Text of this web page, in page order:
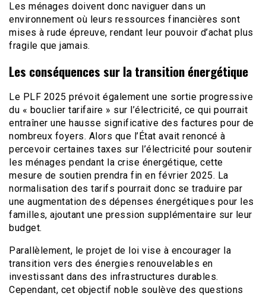
Les ménages doivent donc naviguer dans un
environnement où leurs ressources financières sont
mises à rude épreuve, rendant leur pouvoir d’achat plus
fragile que jamais.
Les conséquences sur la transition énergétique
Le PLF 2025 prévoit également une sortie progressive
du « bouclier tarifaire » sur l’électricité, ce qui pourrait
entraîner une hausse significative des factures pour de
nombreux foyers. Alors que l’État avait renoncé à
percevoir certaines taxes sur l’électricité pour soutenir
les ménages pendant la crise énergétique, cette
mesure de soutien prendra fin en février 2025. La
normalisation des tarifs pourrait donc se traduire par
une augmentation des dépenses énergétiques pour les
familles, ajoutant une pression supplémentaire sur leur
budget.
Parallèlement, le projet de loi vise à encourager la
transition vers des énergies renouvelables en
investissant dans des infrastructures durables.
Cependant, cet objectif noble soulève des questions